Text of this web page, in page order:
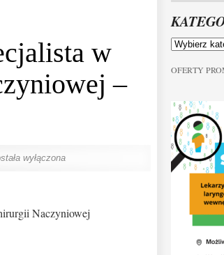
w
–
wyłączona
Naczyniowej
OFERTY